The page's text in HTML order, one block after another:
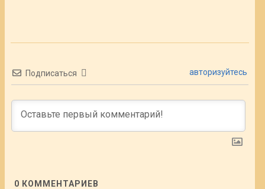
Подписаться авторизуйтесь
0 КОММЕНТАРИЕВ